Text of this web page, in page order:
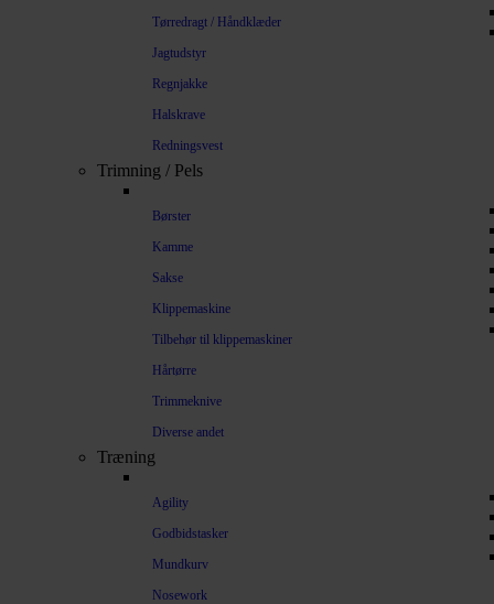
Tørredragt / Håndklæder
Jagtudstyr
Regnjakke
Halskrave
Redningsvest
Trimning / Pels
Børster
Kamme
Sakse
Klippemaskine
Tilbehør til klippemaskiner
Hårtørre
Trimmeknive
Diverse andet
Træning
Agility
Godbidstasker
Mundkurv
Nosework